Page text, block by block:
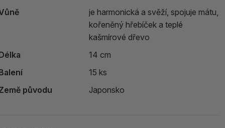
ALOE PRAVÁ (Aloe vera)
119 Kč
je harmonická a svěží, spojuje mátu,
kořeněný hřebíček a teplé
kašmírové dřevo
14 cm
15 ks
původu
Japonsko